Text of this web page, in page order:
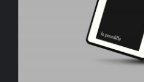
AÑADIR AL CARRITO